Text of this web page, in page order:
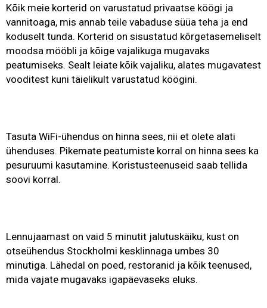
Kõik meie korterid on varustatud privaatse köögi ja
vannitoaga, mis annab teile vabaduse süüa teha ja end
koduselt tunda. Korterid on sisustatud kõrgetasemeliselt
moodsa mööbli ja kõige vajalikuga mugavaks
peatumiseks. Sealt leiate kõik vajaliku, alates mugavatest
vooditest kuni täielikult varustatud köögini.
Tasuta WiFi-ühendus on hinna sees, nii et olete alati
ühenduses. Pikemate peatumiste korral on hinna sees ka
pesuruumi kasutamine. Koristusteenuseid saab tellida
soovi korral.
Lennujaamast on vaid 5 minutit jalutuskäiku, kust on
otseühendus Stockholmi kesklinnaga umbes 30
minutiga. Lähedal on poed, restoranid ja kõik teenused,
mida vajate mugavaks igapäevaseks eluks.